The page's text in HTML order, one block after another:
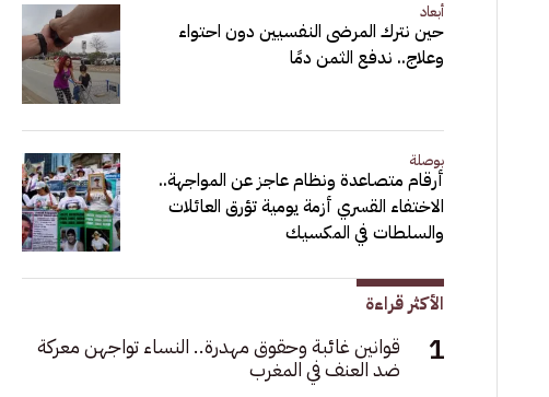
أبعاد
حين نترك المرضى النفسيين دون احتواء
وعلاج.. ندفع الثمن دمًا
بوصلة
أرقام متصاعدة ونظام عاجز عن المواجهة..
الاختفاء القسري أزمة يومية تؤرق العائلات
والسلطات في المكسيك
الأكثر قراءة
قوانين غائبة وحقوق مهدرة.. النساء تواجهن معركة
ضد العنف في المغرب